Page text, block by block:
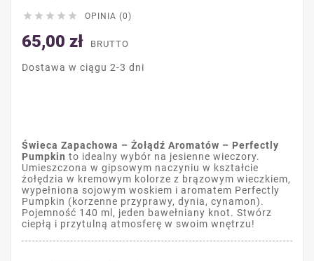
     OPINIA (0)
65,00 zł BRUTTO
Dostawa w ciągu 2-3 dni
Świeca Zapachowa – Żołądź Aromatów – Perfectly
Pumpkin to idealny wybór na jesienne wieczory.
Umieszczona w gipsowym naczyniu w kształcie
żołędzia w kremowym kolorze z brązowym wieczkiem,
wypełniona sojowym woskiem i aromatem Perfectly
Pumpkin (korzenne przyprawy, dynia, cynamon).
Pojemność 140 ml, jeden bawełniany knot. Stwórz
ciepłą i przytulną atmosferę w swoim wnętrzu!